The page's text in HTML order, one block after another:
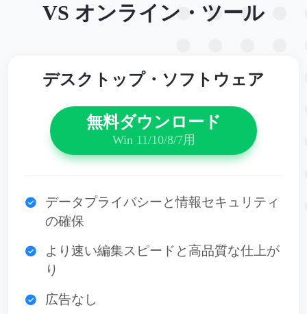
VS オンライン・ツール
デスクトップ・ソフトウェア
無料ダウンロード
Win 11/10/8/7用
データプライバシーと情報セキュリティ
の確保
より速い編集スピードと高品質な仕上が
り
広告なし